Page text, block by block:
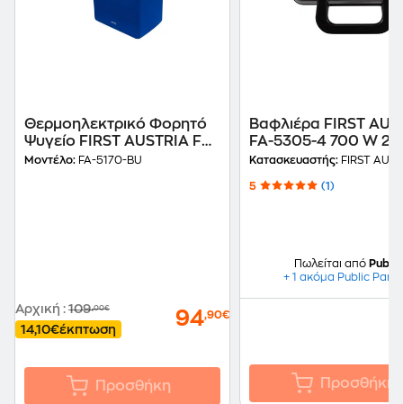
Θερμοηλεκτρικό Φορητό
Ψυγείο FIRST AUSTRIA FA-
5170-BU 32 L Μπλε
Μοντέλο: FA-5170-BU
Αρχική : 109,00€
14,10€έκπτωση 94,90€
Προσθήκη
Βαφλιέρα FIRST
FA-5305-4 700 W 2
Θέσεων Μαύρο
Κατασκευαστής: FIRST
5 (1)
Πωλείται από Public
+ 1 ακόμα Public
Προσθήκη